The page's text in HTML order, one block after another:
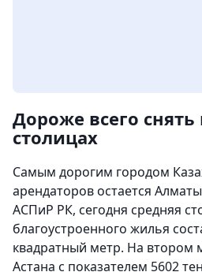
Дороже всего снять
столицах
Самым дорогим городом
арендаторов остается
АСПиР РК, сегодня средняя
благоустроенного жилья
квадратный метр. На втором
Астана с показателем 5602